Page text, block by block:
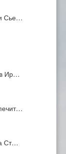
Сье…
Ир…
Ст…